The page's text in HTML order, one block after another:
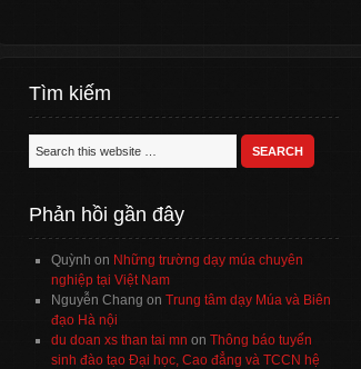
Tìm kiếm
Phản hồi gần đây
Quỳnh on Những trường dạy múa chuyên
nghiệp tại Việt Nam
Nguyễn Chang on Trung tâm dạy Múa và Biên
đạo Hà nội
du doan xs than tai mn on Thông báo tuyển
sinh đào tạo Đại học, Cao đẳng và TCCN hệ